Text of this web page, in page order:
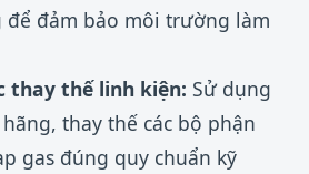
để đảm bảo môi trường làm
thay thế linh kiện: Sử dụng
thay thế các bộ phận
gas đúng quy chuẩn kỹ